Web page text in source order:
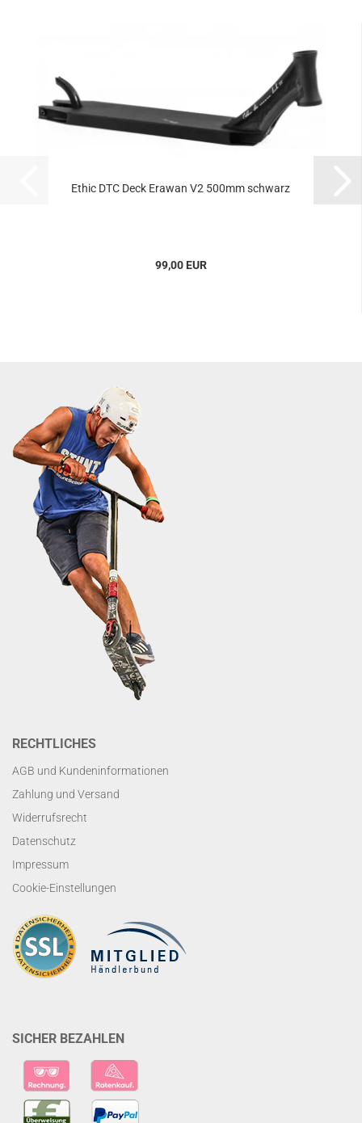
Ethic DTC Deck Erawan V2 500mm schwarz
99,00 EUR
RECHTLICHES
AGB und Kundeninformationen
Zahlung und Versand
Widerrufsrecht
Datenschutz
Impressum
Cookie-Einstellungen
SICHER BEZAHLEN